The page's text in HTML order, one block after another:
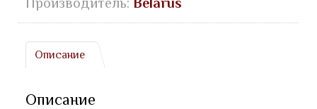
Описание
Описание